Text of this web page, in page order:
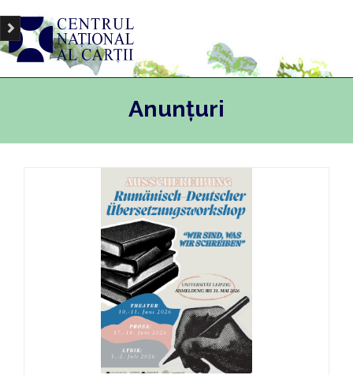
Anunțuri